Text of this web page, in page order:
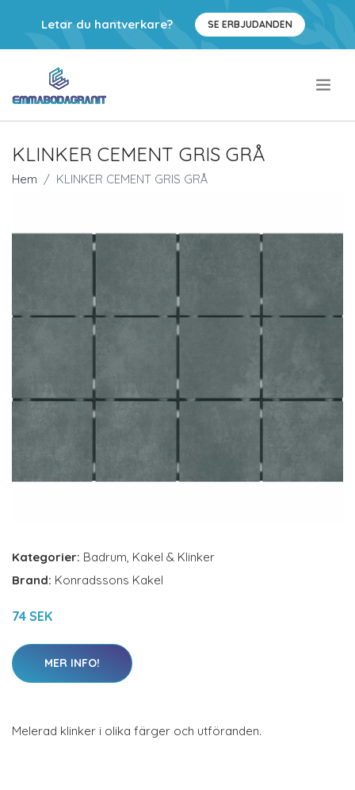
Letar du hantverkare? SE ERBJUDANDEN
KLINKER CEMENT GRIS GRÅ
Hem KLINKER CEMENT GRIS GRÅ
Kategorier: Badrum, Kakel & Klinker
Brand: Konradssons Kakel
74 SEK
MER INFO!
Melerad klinker i olika färger och utföranden.